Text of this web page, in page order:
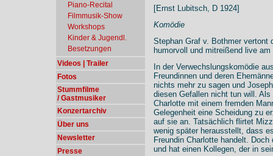
Piano-Recital
Filmmusik-Show
Workshops
Kinder & Jugendl.
Besetzungen
Videos | Trailer
Fotos
Stummfilme
/ Gastmusiker
Konzertarchiv
Über uns
Newsletter
Presse
[Ernst Lubitsch, D 1924]
Komödie
Stephan Graf v. Bothmer vertont
humorvoll und mitreißend live am
In der Verwechslungskomödie
Freundinnen und deren
nichts mehr zu sagen und
diesen Gefallen nicht tun will.
Charlotte mit einem fremden
Gelegenheit eine Scheidung zu
auf sie an. Tatsächlich flirtet
wenig später herausstellt, dass
Freundin Charlotte handelt.
und hat einen Kollegen, der in